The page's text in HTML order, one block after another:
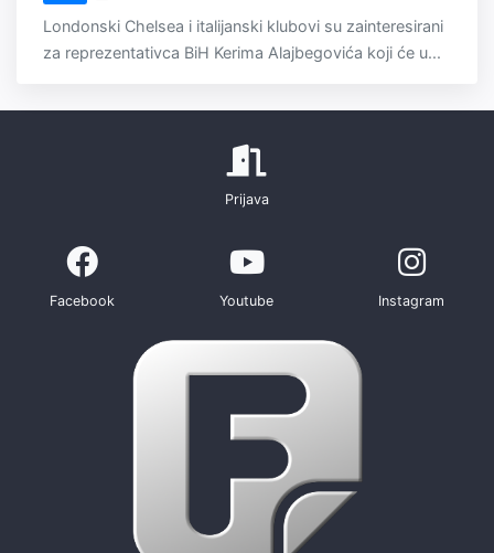
Londonski Chelsea i italijanski klubovi su zainteresirani
za reprezentativca BiH Kerima Alajbegovića koji će u...
Prijava
Facebook Youtube Instagram